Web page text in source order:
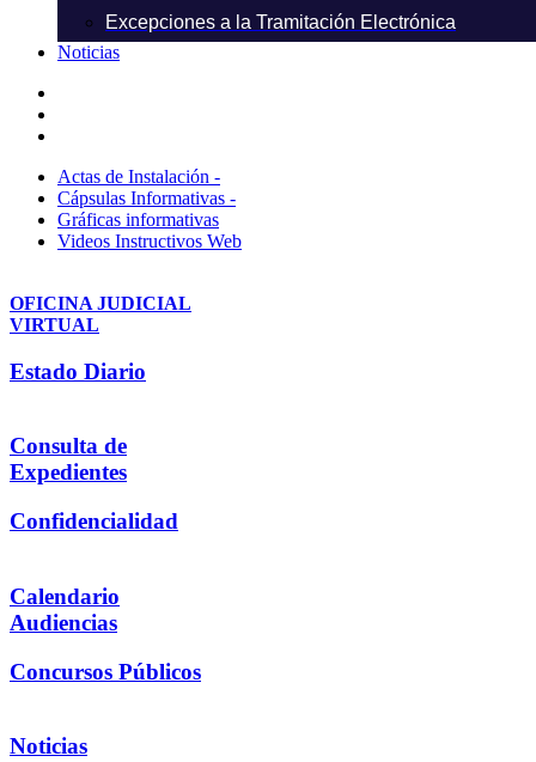
Excepciones a la Tramitación Electrónica
Noticias
Actas de Instalación -
Cápsulas Informativas -
Gráficas informativas
Videos Instructivos Web
OFICINA JUDICIAL
VIRTUAL
Estado Diario
Consulta de
Expedientes
Confidencialidad
Calendario
Audiencias
Concursos Públicos
Noticias